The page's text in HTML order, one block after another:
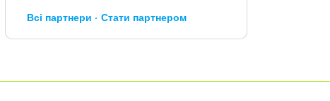
Всі партнери Стати партнером